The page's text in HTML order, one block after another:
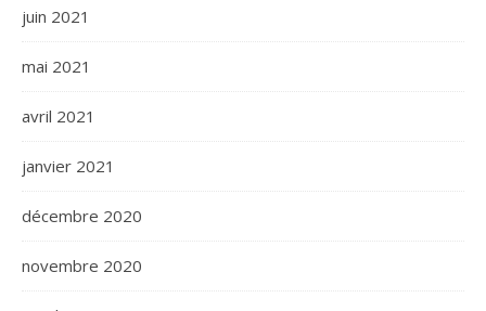
juin 2021
mai 2021
avril 2021
janvier 2021
décembre 2020
novembre 2020